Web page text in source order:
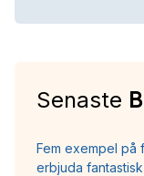
Senaste
Fem exempel på
erbjuda